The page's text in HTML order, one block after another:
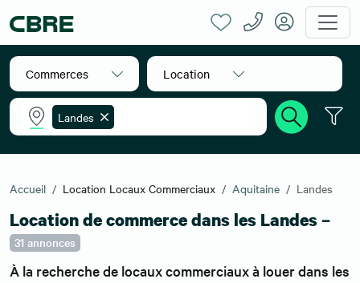
Commerces Location
Landes
Accueil Location Locaux Commerciaux Aquitaine Landes
Location de commerce dans les Landes –
31 annonces
À la recherche de locaux commerciaux à louer dans les